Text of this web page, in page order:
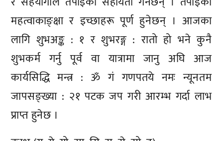
महत्वाकाङ्क्षा र इच्छाहरू पूर्ण हुनेछन् । आजका
लागि शुभअङ्क : १ र शुभरङ्ग : रातो हो भने कुनै
शुभकर्म गर्नु पूर्व वा यात्रामा जानु अघि आज
कार्यसिद्धि मन्त्र : ॐ गं गणपतये नमः न्यूनतम
जापसङ्ख्या : २१ पटक जप गरी आरम्भ गर्दा लाभ
प्राप्त हुनेछ ।